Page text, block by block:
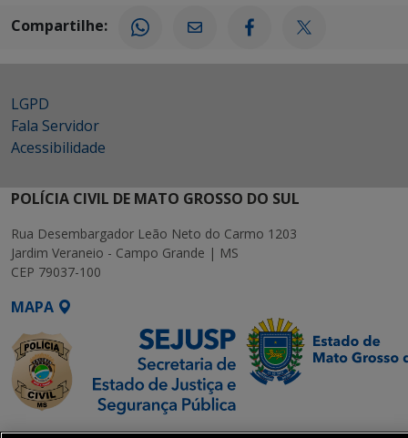
Compartilhe:
LGPD
Fala Servidor
Acessibilidade
POLÍCIA CIVIL DE MATO GROSSO DO SUL
Rua Desembargador Leão Neto do Carmo 1203
Jardim Veraneio - Campo Grande | MS
CEP 79037-100
MAPA